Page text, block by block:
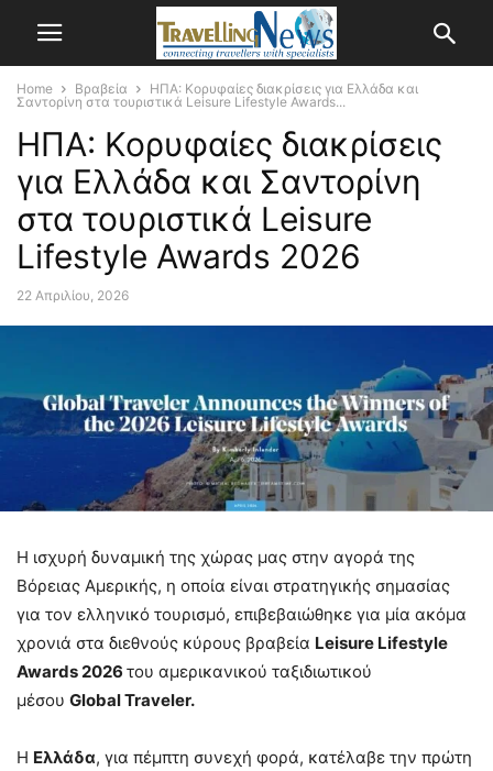
Home Βραβεία
ΗΠΑ: Κορυφαίες διακρίσεις για Ελλάδα και
Σαντορίνη στα τουριστικά Leisure Lifestyle Awards...
ΗΠΑ: Κορυφαίες διακρίσεις
για Ελλάδα και Σαντορίνη
στα τουριστικά Leisure
Lifestyle Awards 2026
22 Απριλίου, 2026
H ισχυρή δυναμική της χώρας μας στην αγορά της
Βόρειας Αμερικής, η οποία είναι στρατηγικής σημασίας
για τον ελληνικό τουρισμό, επιβεβαιώθηκε για μία ακόμα
χρονιά στα διεθνούς κύρους βραβεία Leisure Lifestyle
Awards 2026 του αμερικανικού ταξιδιωτικού
μέσου Global Traveler.
Η Ελλάδα, για πέμπτη συνεχή φορά, κατέλαβε την πρώτη